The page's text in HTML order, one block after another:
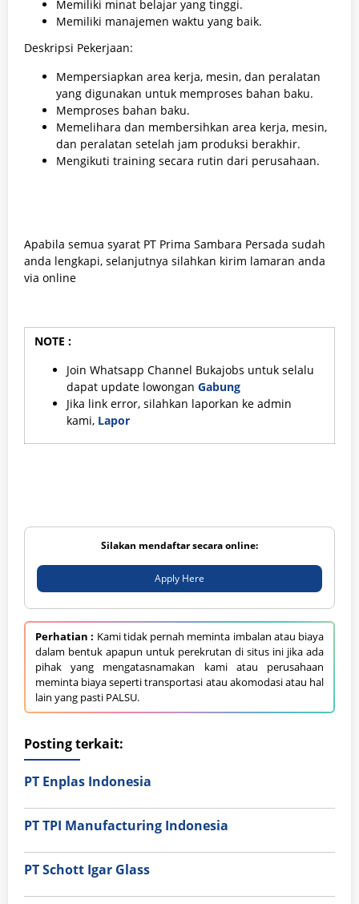
Memiliki minat belajar yang tinggi.
Memiliki manajemen waktu yang baik.
Deskripsi Pekerjaan:
Mempersiapkan area kerja, mesin, dan peralatan
yang digunakan untuk memproses bahan baku.
Memproses bahan baku.
Memelihara dan membersihkan area kerja, mesin,
dan peralatan setelah jam produksi berakhir.
Mengikuti training secara rutin dari perusahaan.
Apabila semua syarat PT Prima Sambara Persada sudah
anda lengkapi, selanjutnya silahkan kirim lamaran anda
via online
NOTE :
Join Whatsapp Channel Bukajobs untuk selalu
dapat update lowongan Gabung
Jika link error, silahkan laporkan ke admin
kami, Lapor
Silakan mendaftar secara online:
Apply Here
Perhatian : Kami tidak pernah meminta imbalan atau biaya
dalam bentuk apapun untuk perekrutan di situs ini jika ada
pihak yang mengatasnamakan kami atau perusahaan
meminta biaya seperti transportasi atau akomodasi atau hal
lain yang pasti PALSU.
Posting terkait:
PT Enplas Indonesia
PT TPI Manufacturing Indonesia
PT Schott Igar Glass